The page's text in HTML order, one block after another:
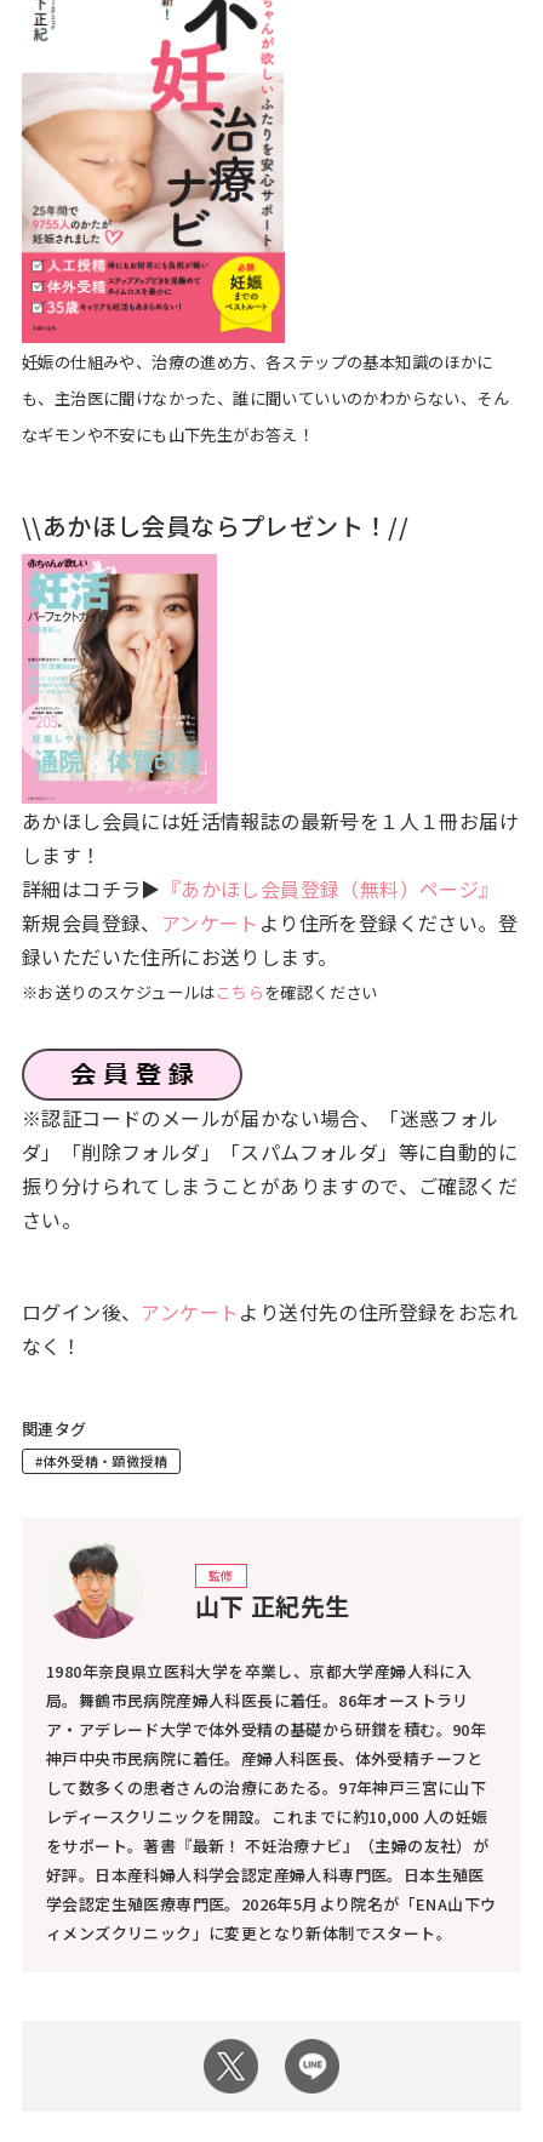
妊娠の仕組みや、治療の進め方、各ステップの基本知識のほかに
も、主治医に聞けなかった、誰に聞いていいのかわからない、そん
なギモンや不安にも山下先生がお答え！
\\あかほし会員ならプレゼント！//
あかほし会員には妊活情報誌の最新号を１人１冊お届け
します！
詳細はコチラ▶ 『あかほし会員登録（無料）ページ』
新規会員登録、 アンケート より住所を登録ください。登
録いただいた住所にお送りします。
※お送りのスケジュールはこちらを確認ください
※認証コードのメールが届かない場合、「迷惑フォル
ダ」「削除フォルダ」「スパムフォルダ」等に自動的に
振り分けられてしまうことがありますので、ご確認くだ
さい。
ログイン後、 アンケートより送付先の住所登録をお忘れ
なく！
関連タグ
#体外受精・顕微授精
監修
山下 正紀先生
1980年奈良県立医科大学を卒業し、京都大学産婦人科に入
局。舞鶴市民病院産婦人科医長に着任。86年オーストラリ
ア・アデレード大学で体外受精の基礎から研鑚を積む。90年
神戸中央市民病院に着任。産婦人科医長、体外受精チーフと
して数多くの患者さんの治療にあたる。97年神戸三宮に山下
レディースクリニックを開設。これまでに約10,000 人の妊娠
をサポート。著書『最新！ 不妊治療ナビ』（主婦の友社）が
好評。日本産科婦人科学会認定産婦人科専門医。日本生殖医
学会認定生殖医療専門医。2026年5月より院名が「ENA山下ウ
ィメンズクリニック」に変更となり新体制でスタート。